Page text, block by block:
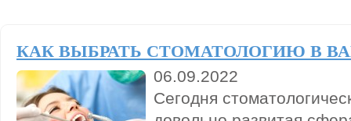
КАК ВЫБРАТЬ СТОМАТОЛОГИЮ В
06.09.2022
Сегодня